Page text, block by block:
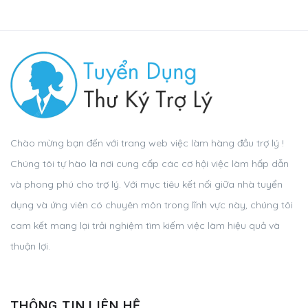
Chào mừng bạn đến với trang web việc làm hàng đầu trợ lý !
Chúng tôi tự hào là nơi cung cấp các cơ hội việc làm hấp dẫn
và phong phú cho trợ lý. Với mục tiêu kết nối giữa nhà tuyển
dụng và ứng viên có chuyên môn trong lĩnh vực này, chúng tôi
cam kết mang lại trải nghiệm tìm kiếm việc làm hiệu quả và
thuận lợi.